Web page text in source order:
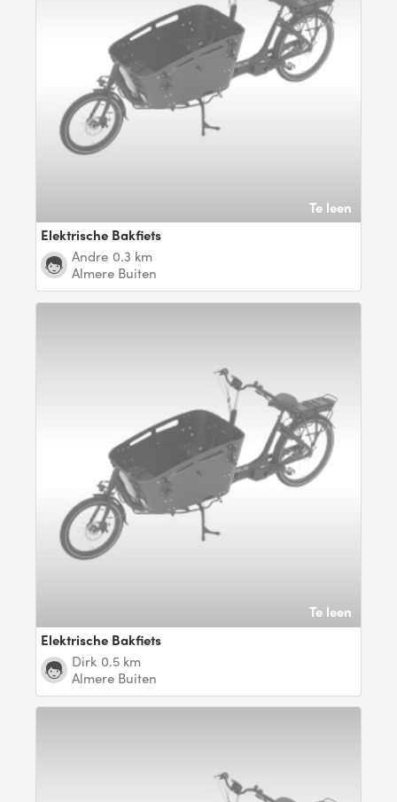
Te leen
Elektrische Bakfiets
Andre 0.3 km
Almere Buiten
Te leen
Elektrische Bakfiets
Dirk 0.5 km
Almere Buiten